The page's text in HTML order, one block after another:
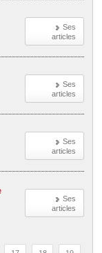
Ses
articles
Ses
articles
Ses
articles
Ses
articles